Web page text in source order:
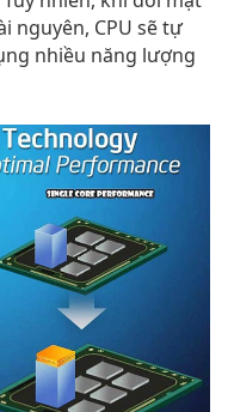
nguyên, CPU sẽ tự
nhiều năng lượng